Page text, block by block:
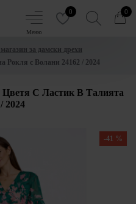
0 0
за дамски дрехи
Рокля с Волани 24162 / 2024
Цветя С Ластик В Талията
2024
-41 %